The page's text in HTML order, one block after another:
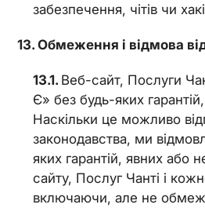
забезпечення, чітів чи
Обмеження і відмова
Веб-сайт, Послуги
Є» без будь-яких
Наскільки це можливо
законодавства, ми
яких гарантій, явних
сайту, Послуг Чанті і
включаючи, але не